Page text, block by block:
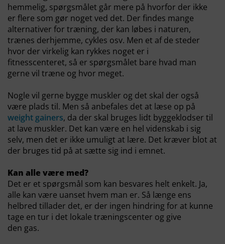
hemmelig, spørgsmålet går mere på hvorfor der ikke
er flere som gør noget ved det. Der findes mange
alternativer for træning, der kan løbes i naturen,
trænes derhjemme, cykles osv. Men et af de steder
hvor der virkelig kan rykkes noget er i
fitnesscenteret, så er spørgsmålet bare hvad man
gerne vil træne og hvor meget.
Nogle vil gerne bygge muskler og det skal der også
være plads til. Men så anbefales det at læse op på
weight gainers, da der skal bruges lidt byggeklodser til
at lave muskler. Det kan være en hel videnskab i sig
selv, men det er ikke umuligt at lære. Det kræver blot at
der bruges tid på at sætte sig ind i emnet.
Kan alle være med?
Det er et spørgsmål som kan besvares helt enkelt. Ja,
alle kan være uanset hvem man er. Så længe ens
helbred tillader det, er der ingen hindring for at kunne
tage en tur i det lokale træningscenter og give
den gas.